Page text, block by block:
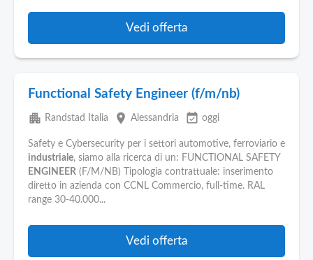
Vedi offerta
Functional Safety Engineer (f/m/nb)
apartment Randstad Italia place Alessandria event_available oggi
Safety e Cybersecurity per i settori automotive, ferroviario e
industriale, siamo alla ricerca di un: FUNCTIONAL SAFETY
ENGINEER (F/M/NB) Tipologia contrattuale: inserimento
diretto in azienda con CCNL Commercio, full-time. RAL
range 30-40.000...
Vedi offerta